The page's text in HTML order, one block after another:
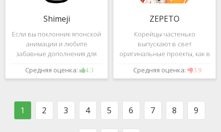
Shimeji
Если вы поклонник японской
анимации и любите
забавные дополнения для
своего смартфона, обратите
внимание на Shimeji -
устройства милыми
персонажами в
Средняя оценка: 4.3
ZEPETO
Корейцы частенько
выпускают в свет
оригинальные проекты, как в
сфере игр, так и приложений.
Так, ZEPETO стремительно
Южной Кореи, не смотря на
Средняя оценка: 3.9
1 2 3 4 5 6 7 8 9